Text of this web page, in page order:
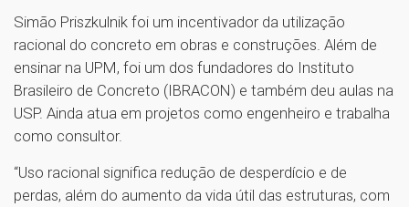
Simão Priszkulnik foi um incentivador da utilização
racional do concreto em obras e construções. Além de
ensinar na UPM, foi um dos fundadores do Instituto
Brasileiro de Concreto (IBRACON) e também deu aulas na
USP. Ainda atua em projetos como engenheiro e trabalha
como consultor.
“Uso racional significa redução de desperdício e de
perdas, além do aumento da vida útil das estruturas, com